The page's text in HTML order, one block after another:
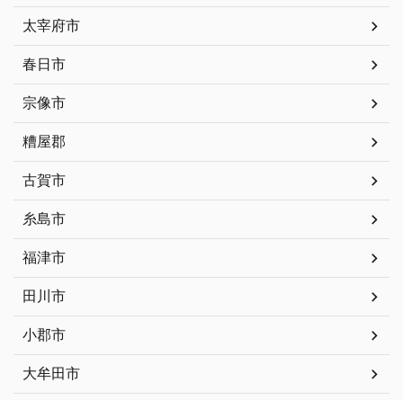
太宰府市
春日市
宗像市
糟屋郡
古賀市
糸島市
福津市
田川市
小郡市
大牟田市